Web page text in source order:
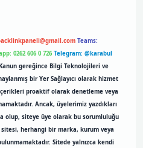
Teams:
0262 606 0 726 Telegram: @karabul
Kanun gereğince Bilgi Teknolojileri ve
bir Yer Sağlayıcı olarak hizmet
proaktif olarak denetleme veya
Ancak, üyelerimiz yazdıkları
olup, siteye üye olarak bu sorumluluğu
herhangi bir marka, kurum veya
Sitede yalnızca kendi